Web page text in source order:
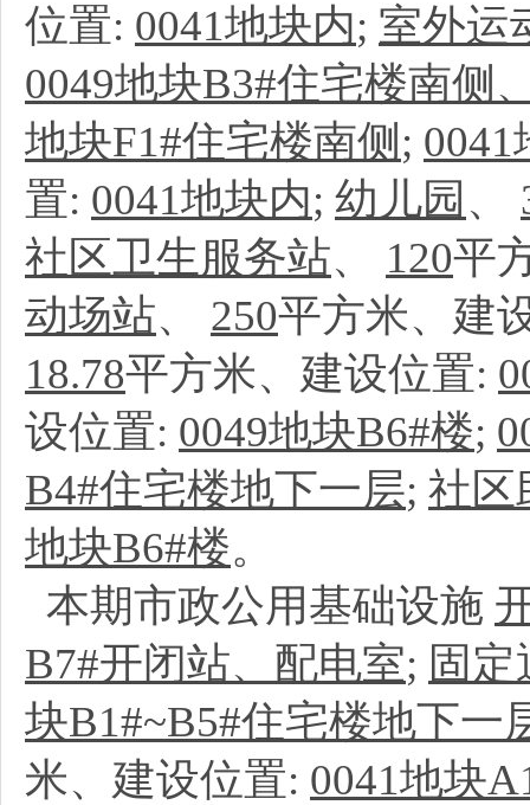
位置: 0041地块内; 室外运
0049地块B3#住宅楼南侧
地块F1#住宅楼南侧 ;
置: 0041地块内; 幼儿园 、
社区卫生服务站、 120平
动场站、 250平方米、建
18.78平方米、建设位置:
设位置: 0049地块B6#楼;
B4#住宅楼地下一层; 社区
地块B6#楼。
本期市政公用基础设施
B7#开闭站、配电室; 固
块B1#~B5#住宅楼地下一
米、建设位置: 0041地块